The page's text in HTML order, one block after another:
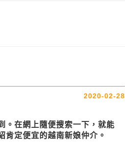
2020-02-28
。在網上隨便搜索一下，就能
肯定便宜的越南新娘仲介。